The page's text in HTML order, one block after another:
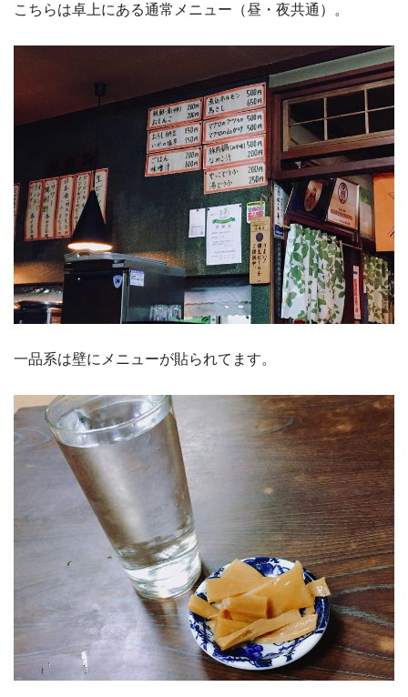
こちらは卓上にある通常メニュー（昼・夜共通）。
一品系は壁にメニューが貼られてます。